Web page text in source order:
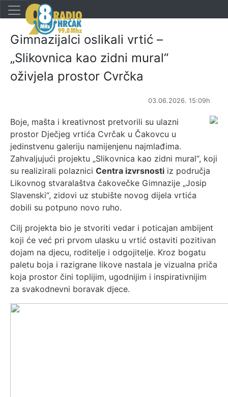
Gimnazijalci oslikali vrtić –
„Slikovnica kao zidni mural“
oživjela prostor Cvrčka
03.06.2026. 15:09h
Boje, mašta i kreativnost pretvorili su ulazni
prostor Dječjeg vrtića Cvrčak u Čakovcu u
jedinstvenu galeriju namijenjenu najmlađima.
Zahvaljujući projektu „Slikovnica kao zidni mural“, koji
su realizirali polaznici Centra izvrsnosti iz područja
Likovnog stvaralaštva čakovečke Gimnazije „Josip
Slavenski“, zidovi uz stubište novog dijela vrtića
dobili su potpuno novo ruho.
Cilj projekta bio je stvoriti vedar i poticajan ambijent
koji će već pri prvom ulasku u vrtić ostaviti pozitivan
dojam na djecu, roditelje i odgojitelje. Kroz bogatu
paletu boja i razigrane likove nastala je vizualna priča
koja prostor čini toplijim, ugodnijim i inspirativnijim
za svakodnevni boravak djece.